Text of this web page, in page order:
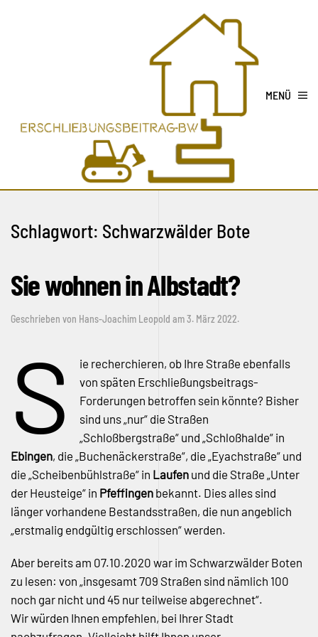
MENÜ
Schlagwort: Schwarzwälder Bote
Sie wohnen in Albstadt?
Geschrieben von Hans-Joachim Leopold am3. März 2022.
S
ie recherchieren, ob Ihre Straße ebenfalls
von späten Erschließungsbeitrags-
Forderungen betroffen sein könnte? Bisher
sind uns „nur“ die Straßen
„Schloßbergstraße“ und „Schloßhalde“ in
Ebingen, die „Buchenäckerstraße“, die „Eyachstraße“ und
die „Scheibenbühlstraße“ in Laufen und die Straße „Unter
der Heusteige“ in Pfeffingen bekannt. Dies alles sind
länger vorhandene Bestandsstraßen, die nun angeblich
„erstmalig endgültig erschlossen“ werden.
Aber bereits am 07.10.2020 war im Schwarzwälder Boten
zu lesen: von „insgesamt 709 Straßen sind nämlich 100
noch gar nicht und 45 nur teilweise abgerechnet“.
Wir würden Ihnen empfehlen, bei Ihrer Stadt